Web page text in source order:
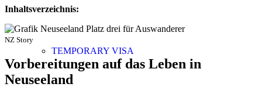
TEMPORARY VISA
Inhaltsverzeichnis:
NZ Story
Vorbereitungen auf das Leben in
Neuseeland